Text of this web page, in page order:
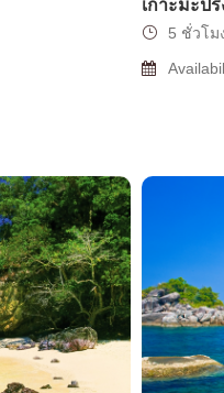
เกาะมะป
5 ชั่วโม